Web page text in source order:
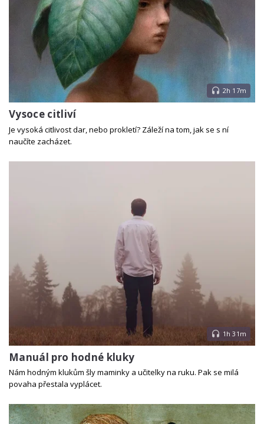
2h 17m
Vysoce citliví
Je vysoká citlivost dar, nebo prokletí? Záleží na tom, jak se s ní
naučíte zacházet.
1h 31m
Manuál pro hodné kluky
Nám hodným klukům šly maminky a učitelky na ruku. Pak se milá
povaha přestala vyplácet.